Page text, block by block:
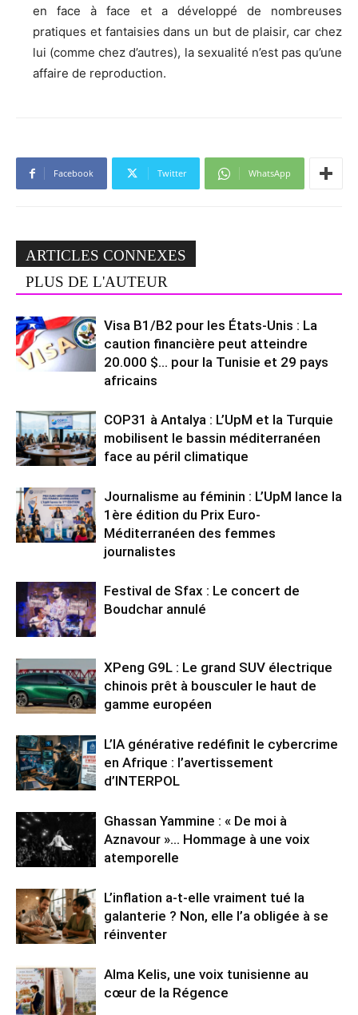
en face à face et a développé de nombreuses
pratiques et fantaisies dans un but de plaisir, car chez
lui (comme chez d’autres), la sexualité n’est pas qu’une
affaire de reproduction.
Facebook Twitter WhatsApp
ARTICLES CONNEXES
PLUS DE L'AUTEUR
Visa B1/B2 pour les États-Unis : La
caution financière peut atteindre
20.000 $… pour la Tunisie et 29 pays
africains
COP31 à Antalya : L’UpM et la Turquie
mobilisent le bassin méditerranéen
face au péril climatique
Journalisme au féminin : L’UpM lance la
1ère édition du Prix Euro-
Méditerranéen des femmes
journalistes
Festival de Sfax : Le concert de
Boudchar annulé
XPeng G9L : Le grand SUV électrique
chinois prêt à bousculer le haut de
gamme européen
L’IA générative redéfinit le cybercrime
en Afrique : l’avertissement
d’INTERPOL
Ghassan Yammine : « De moi à
Aznavour »… Hommage à une voix
atemporelle
L’inflation a-t-elle vraiment tué la
galanterie ? Non, elle l’a obligée à se
réinventer
Alma Kelis, une voix tunisienne au
cœur de la Régence